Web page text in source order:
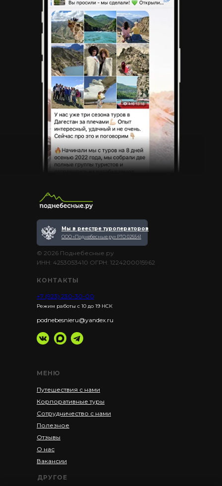
КОНТАКТЫ
+7 (923) 230-30-00
Режим работы с 10 до 19 НСК
podnebesnieru@yandex.ru
МЕНЮ
Путешествия с нами
Корпоративные туры
Сотрудничество с нами
Полезное
Отзывы
О нас
Вакансии
ДРУГОЕ
© 2026 Поднебесные.ру
Мы в реестре туроператоров
ООО «Поднебесные.ру» РТО 025541
ИНН: 4253053410 ОГРН: 1224200015962